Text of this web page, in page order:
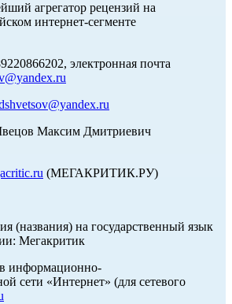
агрегатор рецензий на
интернет-сегменте
электронная почта
Максим Дмитриевич
(МЕГАКРИТИК.РУ)
(названия) на государственный язык
Мегакритик
информационно-
сети «Интернет» (для сетевого